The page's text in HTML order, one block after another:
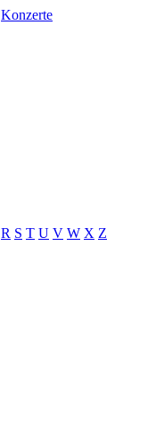
Konzerte
R S T U V W X Z